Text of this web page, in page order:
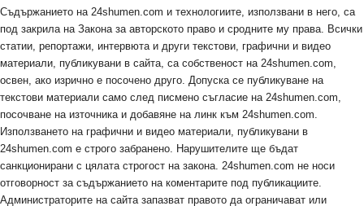
Съдържанието на 24shumen.com и технологиите, използвани в него, са
под закрила на Закона за авторското право и сродните му права. Всички
статии, репортажи, интервюта и други текстови, графични и видео
материали, публикувани в сайта, са собственост на 24shumen.com,
освен, ако изрично е посочено друго. Допуска се публикуване на
текстови материали само след писмено съгласие на 24shumen.com,
посочване на източника и добавяне на линк към 24shumen.com.
Използването на графични и видео материали, публикувани в
24shumen.com е строго забранено. Нарушителите ще бъдат
санкционирани с цялата строгост на закона. 24shumen.com не носи
отговорност за съдържанието на коментарите под публикациите.
Администраторите на сайта запазват правото да ограничават или